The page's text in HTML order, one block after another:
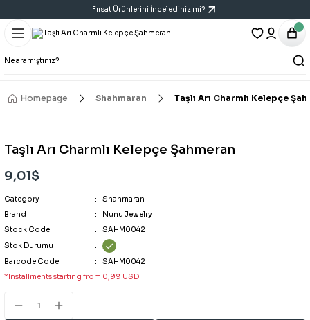
Fırsat Ürünlerini İncelediniz mi?
Homepage Shahmaran Taşlı Arı Charmlı Kelepçe
Taşlı Arı Charmlı Kelepçe Şahmeran
9,01$
Category
Shahmaran
Brand
Nunu Jewelry
Stock Code
SAHM0042
Stok Durumu
Barcode Code
SAHM0042
*Installments starting from 0,99 USD!
Geri Dön
Bracelet
All Bracelets
Handcuff Bracelet
Geri Dön
Necklace
All Necklaces
Geri Dön
Earring
All Earrings
Triple Earring Sets